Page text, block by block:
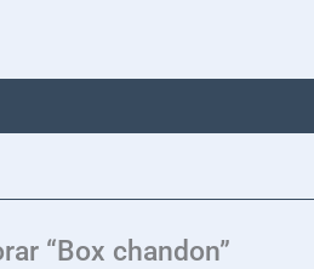
“Box chandon”